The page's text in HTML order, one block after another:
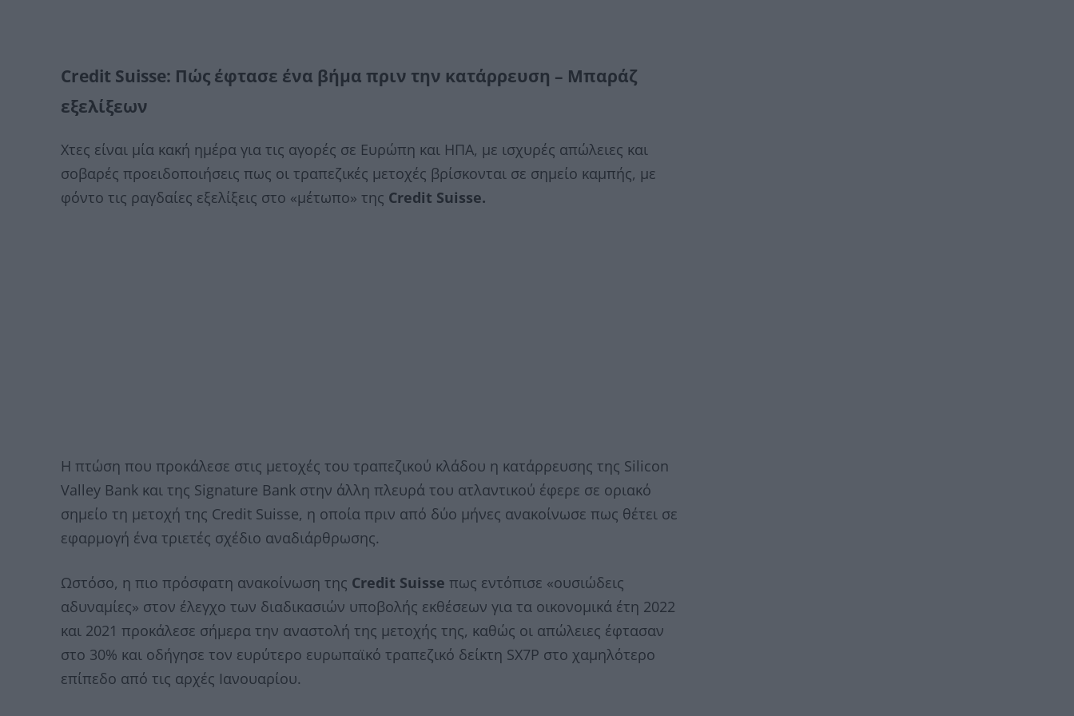
Credit Suisse: Πώς έφτασε ένα βήμα πριν την κατάρρευση – Μπαράζ
εξελίξεων
Χτες είναι μία κακή ημέρα για τις αγορές σε Ευρώπη και ΗΠΑ, με ισχυρές απώλειες και
σοβαρές προειδοποιήσεις πως οι τραπεζικές μετοχές βρίσκονται σε σημείο καμπής, με
φόντο τις ραγδαίες εξελίξεις στο «μέτωπο» της Credit Suisse.
Η πτώση που προκάλεσε στις μετοχές του τραπεζικού κλάδου η κατάρρευσης της Silicon
Valley Bank και της Signature Bank στην άλλη πλευρά του ατλαντικού έφερε σε οριακό
σημείο τη μετοχή της Credit Suisse, η οποία πριν από δύο μήνες ανακοίνωσε πως θέτει σε
εφαρμογή ένα τριετές σχέδιο αναδιάρθρωσης.
Ωστόσο, η πιο πρόσφατη ανακοίνωση της Credit Suisse πως εντόπισε «ουσιώδεις
αδυναμίες» στον έλεγχο των διαδικασιών υποβολής εκθέσεων για τα οικονομικά έτη 2022
και 2021 προκάλεσε σήμερα την αναστολή της μετοχής της, καθώς οι απώλειες έφτασαν
στο 30% και οδήγησε τον ευρύτερο ευρωπαϊκό τραπεζικό δείκτη SX7P στο χαμηλότερο
επίπεδο από τις αρχές Ιανουαρίου.